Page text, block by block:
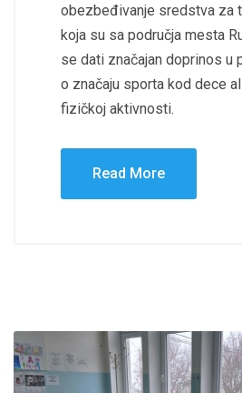
obezbeđivanje sredstva za
koja su sa područja mesta
se dati značajan doprinos u
o značaju sporta kod dece
fizičkoj aktivnosti.
Read More